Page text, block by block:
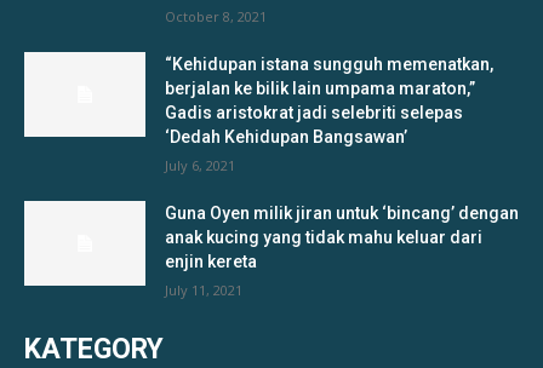
October 8, 2021
“Kehidupan istana sungguh memenatkan,
berjalan ke bilik lain umpama maraton,”
Gadis aristokrat jadi selebriti selepas
‘Dedah Kehidupan Bangsawan’
July 6, 2021
Guna Oyen milik jiran untuk ‘bincang’ dengan
anak kucing yang tidak mahu keluar dari
enjin kereta
July 11, 2021
KATEGORY